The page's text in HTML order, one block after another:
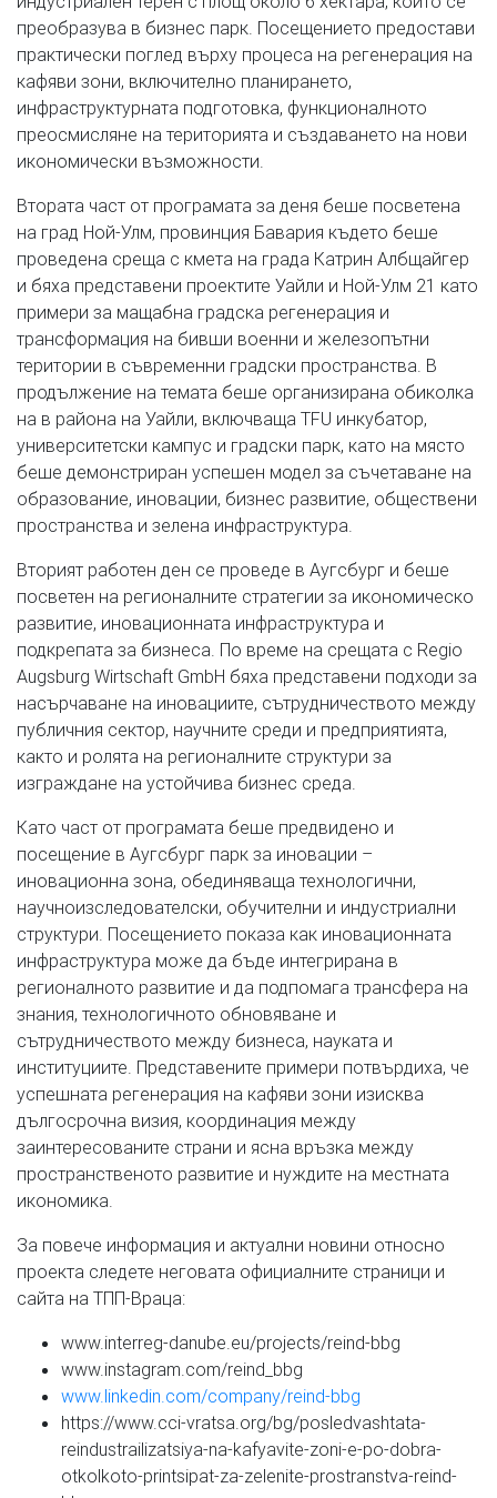
преобразува в бизнес парк. Посещението предостави
практически поглед върху процеса на регенерация на
кафяви зони, включително планирането,
инфраструктурната подготовка, функционалното
преосмисляне на територията и създаването на нови
икономически възможности.
Втората част от програмата за деня беше посветена
на град Ной-Улм, провинция Бавария където беше
проведена среща с кмета на града Катрин Албщайгер
и бяха представени проектите Уайли и Ной-Улм 21 като
примери за мащабна градска регенерация и
трансформация на бивши военни и железопътни
територии в съвременни градски пространства. В
продължение на темата беше организирана обиколка
на в района на Уайли, включваща TFU инкубатор,
университетски кампус и градски парк, като на място
беше демонстриран успешен модел за съчетаване на
образование, иновации, бизнес развитие, обществени
пространства и зелена инфраструктура.
Вторият работен ден се проведе в Аугсбург и беше
посветен на регионалните стратегии за икономическо
развитие, иновационната инфраструктура и
подкрепата за бизнеса. По време на срещата с Regio
Augsburg Wirtschaft GmbH бяха представени подходи за
насърчаване на иновациите, сътрудничеството между
публичния сектор, научните среди и предприятията,
както и ролята на регионалните структури за
изграждане на устойчива бизнес среда.
Като част от програмата беше предвидено и
посещение в Аугсбург парк за иновации –
иновационна зона, обединяваща технологични,
научноизследователски, обучителни и индустриални
структури. Посещението показа как иновационната
инфраструктура може да бъде интегрирана в
регионалното развитие и да подпомага трансфера на
знания, технологичното обновяване и
сътрудничеството между бизнеса, науката и
институциите. Представените примери потвърдиха, че
успешната регенерация на кафяви зони изисква
дългосрочна визия, координация между
заинтересованите страни и ясна връзка между
пространственото развитие и нуждите на местната
икономика.
За повече информация и актуални новини относно
проекта следете неговата официалните страници и
сайта на ТПП-Враца:
www.interreg-danube.eu/projects/reind-bbg
www.instagram.com/reind_bbg
www.linkedin.com/company/reind-bbg
https://www.cci-vratsa.org/bg/posledvashtata-
reindustrailizatsiya-na-kafyavite-zoni-e-po-dobra-
otkolkoto-printsipat-za-zelenite-prostranstva-reind-